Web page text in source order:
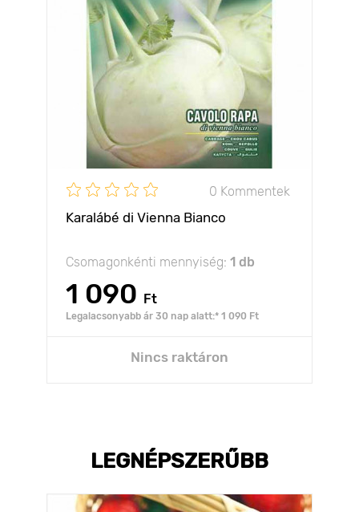
0 Kommentek
Karalábé di Vienna Bianco
Csomagonkénti mennyiség: 1 db
1 090 Ft
Legalacsonyabb ár 30 nap alatt:* 1 090 Ft
Nincs raktáron
LEGNÉPSZERŰBB